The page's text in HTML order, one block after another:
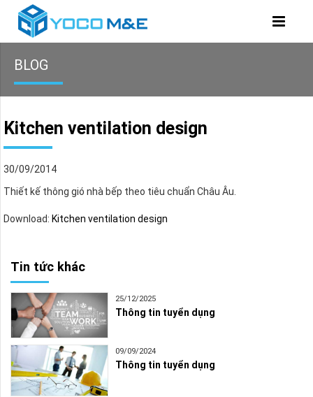
BLOG
Kitchen ventilation design
30/09/2014
Thiết kế thông gió nhà bếp theo tiêu chuẩn Châu Âu.
Download: Kitchen ventilation design
Tin tức khác
25/12/2025
Thông tin tuyển dụng
09/09/2024
Thông tin tuyển dụng